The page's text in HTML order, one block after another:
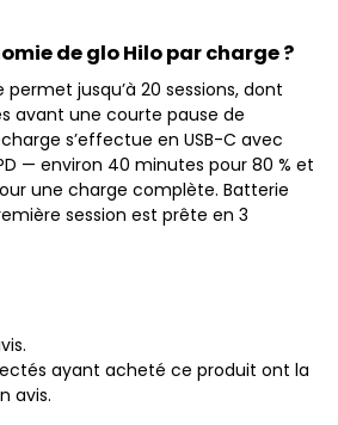
de glo Hilo par charge ?
jusqu’à 20 sessions, dont
avant une courte pause de
s’effectue en USB-C avec
— environ 40 minutes pour 80 % et
une charge complète. Batterie
session est prête en 3
ayant acheté ce produit ont la
avis.